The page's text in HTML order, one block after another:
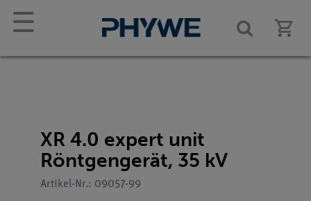
☰
XR 4.0 expert unit
Röntgengerät, 35 kV
Artikel-Nr.: 09057-99